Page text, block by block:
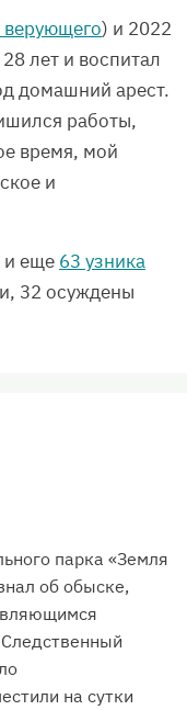
верующего) и 2022
лет и воспитал
домашний арест.
работы,
время, мой
и
и еще 63 узника
32 осуждены
парка «Земля
об обыске,
на сутки